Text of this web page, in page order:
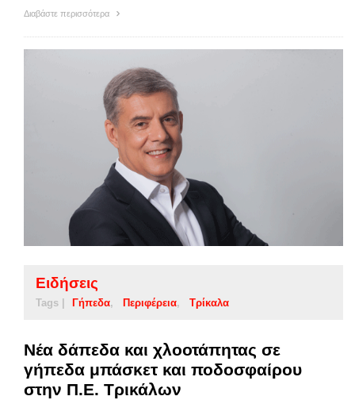
Διαβάστε περισσότερα
Ειδήσεις
Tags | Γήπεδα Περιφέρεια Τρίκαλα
Νέα δάπεδα και χλοοτάπητας σε
γήπεδα μπάσκετ και ποδοσφαίρου
στην Π.Ε. Τρικάλων